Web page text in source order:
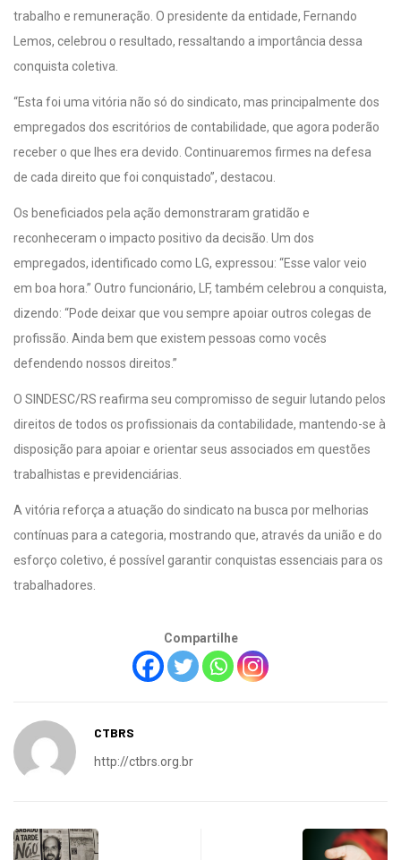
trabalho e remuneração. O presidente da entidade, Fernando
Lemos, celebrou o resultado, ressaltando a importância dessa
conquista coletiva.
“Esta foi uma vitória não só do sindicato, mas principalmente dos
empregados dos escritórios de contabilidade, que agora poderão
receber o que lhes era devido. Continuaremos firmes na defesa
de cada direito que foi conquistado”, destacou.
Os beneficiados pela ação demonstraram gratidão e
reconheceram o impacto positivo da decisão. Um dos
empregados, identificado como LG, expressou: “Esse valor veio
em boa hora.” Outro funcionário, LF, também celebrou a conquista,
dizendo: “Pode deixar que vou sempre apoiar outros colegas de
profissão. Ainda bem que existem pessoas como vocês
defendendo nossos direitos.”
O SINDESC/RS reafirma seu compromisso de seguir lutando pelos
direitos de todos os profissionais da contabilidade, mantendo-se à
disposição para apoiar e orientar seus associados em questões
trabalhistas e previdenciárias.
A vitória reforça a atuação do sindicato na busca por melhorias
contínuas para a categoria, mostrando que, através da união e do
esforço coletivo, é possível garantir conquistas essenciais para os
trabalhadores.
Compartilhe
CTBRS
http://ctbrs.org.br